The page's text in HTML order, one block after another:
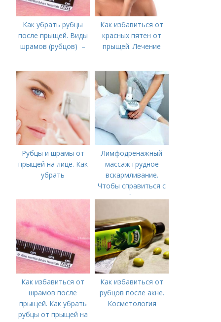
Как убрать рубцы
после прыщей. Виды
шрамов (рубцов) –
Как избавиться от
красных пятен от
прыщей. Лечение
Рубцы и шрамы от
прыщей на лице. Как
убрать
Лимфодренажный
массаж грудное
вскармливание.
Чтобы справиться с
нагрубанием,
предпринять
следующие действия:
Как избавиться от
шрамов после
прыщей. Как убрать
рубцы от прыщей на
Как избавиться от
рубцов после акне.
Косметология